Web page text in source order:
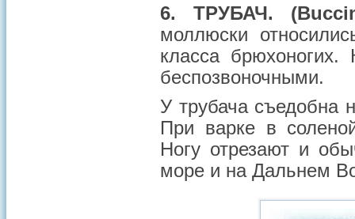
6. ТРУБАЧ.
моллюски
класса
беспозвоночными.
У трубача съедобна
При варке в
Ногу отрезают и
море и на Дальнем